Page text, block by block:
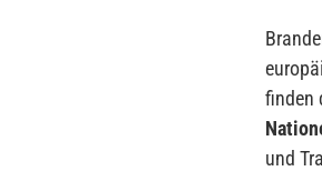
finden
und